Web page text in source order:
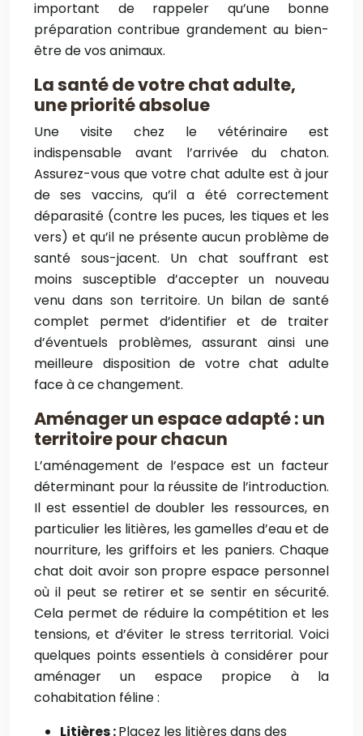
important de rappeler qu’une bonne
préparation contribue grandement au bien-
être de vos animaux.
La santé de votre chat adulte,
une priorité absolue
Une visite chez le vétérinaire est
indispensable avant l’arrivée du chaton.
Assurez-vous que votre chat adulte est à jour
de ses vaccins, qu’il a été correctement
déparasité (contre les puces, les tiques et les
vers) et qu’il ne présente aucun problème de
santé sous-jacent. Un chat souffrant est
moins susceptible d’accepter un nouveau
venu dans son territoire. Un bilan de santé
complet permet d’identifier et de traiter
d’éventuels problèmes, assurant ainsi une
meilleure disposition de votre chat adulte
face à ce changement.
Aménager un espace adapté : un
territoire pour chacun
L’aménagement de l’espace est un facteur
déterminant pour la réussite de l’introduction.
Il est essentiel de doubler les ressources, en
particulier les litières, les gamelles d’eau et de
nourriture, les griffoirs et les paniers. Chaque
chat doit avoir son propre espace personnel
où il peut se retirer et se sentir en sécurité.
Cela permet de réduire la compétition et les
tensions, et d’éviter le stress territorial. Voici
quelques points essentiels à considérer pour
aménager un espace propice à la
cohabitation féline :
Litières :Placez les litières dans des